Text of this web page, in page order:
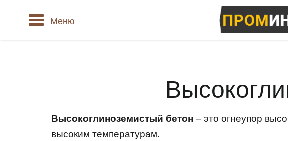
Меню
Высокоглиноземистый бетон– это огнеупор
высоким температурам.